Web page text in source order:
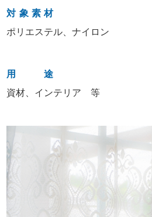
対象素材
ポリエステル、ナイロン
用途
資材、インテリア 等